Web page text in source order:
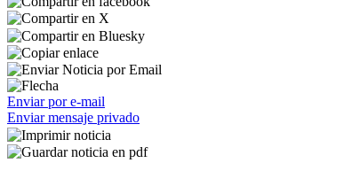
Enviar por e-mail
Enviar mensaje privado